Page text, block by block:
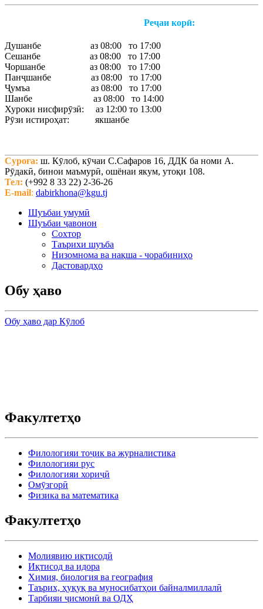
Реҷаи корӣ:
Душанбе аз 08:00 то 17:00
Сешанбе аз 08:00 то 17:00
Чоршанбе аз 08:00 то 17:00
Панҷшанбе аз 08:00 то 17:00
Ҷумъа аз 08:00 то 17:00
Шанбе аз 08:00 то 14:00
Хуроки нисфирӯзӣ: аз 12:00 то 13:00
Рӯзи истироҳат: якшанбе
Суроға: ш. Кӯлоб, кӯчаи С.Сафаров 16, ДДК ба номи А.
Рӯдакӣ, бинои маъмурӣ, ошёнаи якум, утоқи 108.
Тел: (+992 8 33 22) 2-36-26
E-mail: dabirkhona@kgu.tj
Шуъбаи умумӣ
Шуъбаи ҷавонон
Сохтор
Таърихи шуъба
Низомнома ва нақша - чорабиниҳо
Дастовардҳо
Обу ҳаво
Обу ҳаво дар Кӯлоб
Факултетҳо
Филологияи тоҷик ва журналистика
Филологияи рус
Филологияи хориҷӣ
Омӯзгорӣ
Физика ва математика
Факултетҳо
Молиявию иқтисодӣ
Иқтисод ва идора
Химия, биология ва география
Таърих, ҳуқуқ ва муносибатҳои байналмиллалӣ
Тарбияи ҷисмонӣ ва ОДҲ